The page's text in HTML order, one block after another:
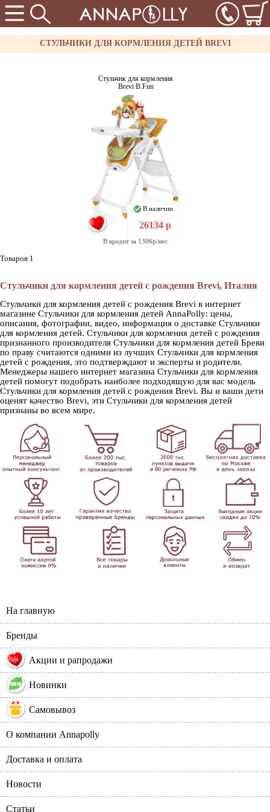
СТУЛЬЧИКИ ДЛЯ КОРМЛЕНИЯ ДЕТЕЙ BREVI
Стульчик для кормления
Brevi B.Fun
В наличии
26134 р
В кредит за 1306р/мес
Товаров 1
Стульчики для кормления детей с рождения Brevi, Италия
Стульчики для кормления детей с рождения Brevi в интернет
магазине Стульчики для кормления детей AnnaPolly: цены,
описания, фотографии, видео, информация о доставке Стульчики
для кормления детей. Стульчики для кормления детей с рождения
признанного производителя Стульчики для кормления детей Бреви
по праву считаются одними из лучших Стульчики для кормления
детей с рождения, это подтверждают и эксперты и родители.
Менеджеры нашего интернет магазина Стульчики для кормления
детей помогут подобрать наиболее подходящую для вас модель
Стульчики для кормления детей с рождения Brevi. Вы и ваши дети
оценят качество Brevi, эти Стульчики для кормления детей
признаны во всем мире.
На главную
Бренды
% Акции и рапродажи
Новинки
Самовывоз
О компании Annapolly
Доставка и оплата
Новости
Статьи